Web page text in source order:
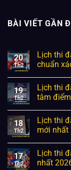
BÀI VIẾT GẦN
20
Th2
Lịch thi
chuẩn
19
Th2
Lịch thi
tâm điểm
18
Th2
Lịch thi
mới nhất
17
Th2
Lịch thi
nhất